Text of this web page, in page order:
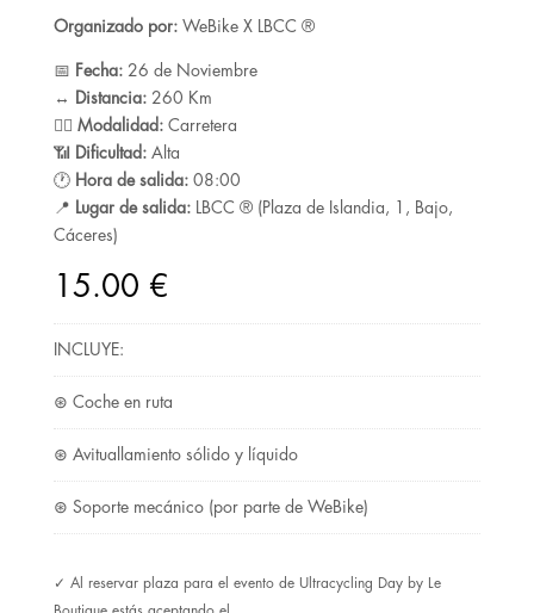
Organizado por:WeBike X LBCC ®️
📅 Fecha: 26 de Noviembre
↔️
Distancia: 260 Km
🚵‍♂️ Modalidad:Carretera
📶
Dificultad:Alta
🕐 Hora de salida:08:00
📍 Lugar de salida:LBCC ®️ (Plaza de Islandia, 1, Bajo,
Cáceres)
15.00 €
INCLUYE:
⊛ Coche en ruta
⊛ Avituallamiento sólido y líquido
⊛ Soporte mecánico (por parte de WeBike)
✓ Al reservar plaza para el evento de Ultracycling Day by Le